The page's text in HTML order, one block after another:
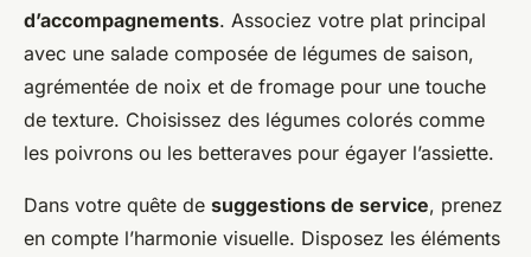
d’accompagnements. Associez votre plat principal
avec une salade composée de légumes de saison,
agrémentée de noix et de fromage pour une touche
de texture. Choisissez des légumes colorés comme
les poivrons ou les betteraves pour égayer l’assiette.
Dans votre quête de suggestions de service, prenez
en compte l’harmonie visuelle. Disposez les éléments